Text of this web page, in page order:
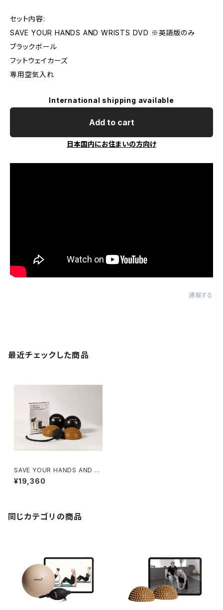
セット内容:
SAVE YOUR HANDS AND WRISTS DVD ※英語版のみ
ブラックボール
フットウェイカーズ
専用空気入れ
International shipping available
Add to cart
日本国内にお住まいの方向け
通報する
最近チェックした商品
SAVE YOUR HANDS AND W
RISTS キット
¥19,360
同じカテゴリの商品